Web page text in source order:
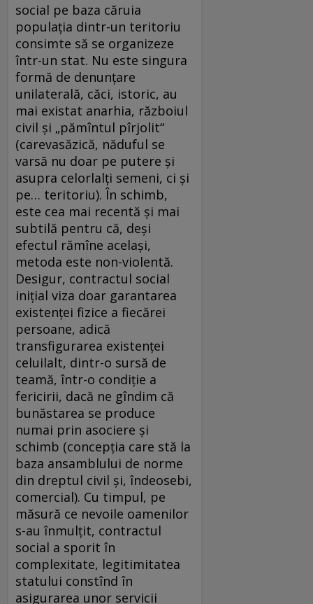
social pe baza căruia
populația din­tr-un teritoriu
consimte să se organizeze
într-un stat. Nu este singura
formă de denunțare
unilaterală, căci, istoric, au
mai existat anarhia, războiul
civil și „pămîntul pîrjolit“
(carevasăzică, năduful se
varsă nu doar pe putere și
asupra celorlalți semeni, ci și
pe… teritoriu). În schimb,
este cea mai recentă și mai
subtilă pentru că, deși
efectul rămîne același,
metoda este non-violentă.
Desigur, contractul social
inițial viza doar garantarea
existenței fizice a fiecărei
persoane, adică
transfigurarea existenței
celuilalt, dintr-o sursă de
teamă, într-o condiție a
fericirii, dacă ne gîndim că
bunăstarea se produce
numai prin asociere și
schimb (concepția care stă la
baza ansamblului de norme
din dreptul civil și, îndeosebi,
comercial). Cu timpul, pe
măsură ce nevoile oamenilor
s-au înmulțit, contractul
social a sporit în
complexitate, legitimitatea
statului constînd în
asigurarea unor servicii